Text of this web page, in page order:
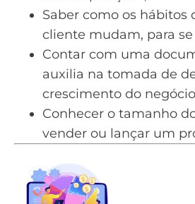
Saber como os hábitos
cliente mudam, para
Contar com uma
auxilia na tomada de
crescimento do
Conhecer o tamanho
vender ou lançar um